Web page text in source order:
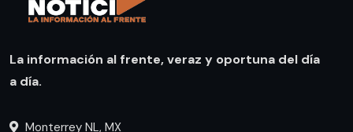
La información al frente, veraz y oportuna del día
a día.
Monterrey NL, MX